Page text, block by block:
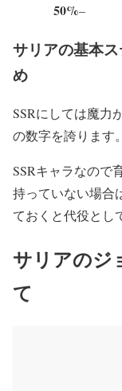
50%–
サリアの基本
め
SSRにしては魔力
の数字を誇ります。
SSRキャラなので
持っていない場合
ておくと代役とし
サリアのジ
て